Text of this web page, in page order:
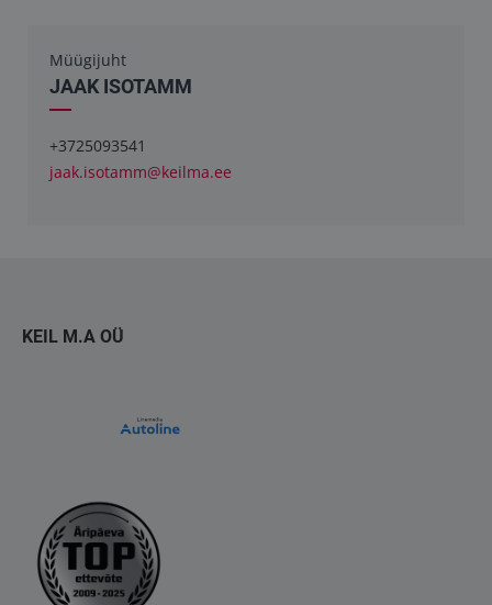
Müügijuht
JAAK ISOTAMM
+3725093541
jaak.isotamm@keilma.ee
KEIL M.A OÜ